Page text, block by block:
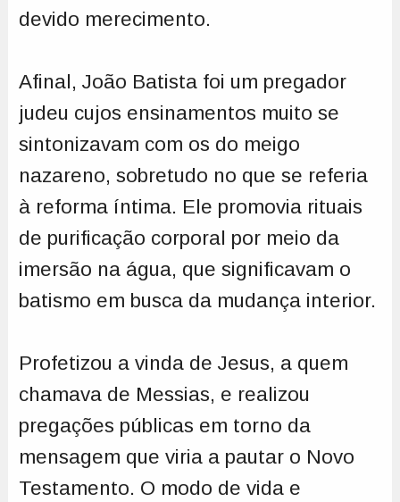
devido merecimento.
Afinal, João Batista foi um pregador
judeu cujos ensinamentos muito se
sintonizavam com os do meigo
nazareno, sobretudo no que se referia
à reforma íntima. Ele promovia rituais
de purificação corporal por meio da
imersão na água, que significavam o
batismo em busca da mudança interior.
Profetizou a vinda de Jesus, a quem
chamava de Messias, e realizou
pregações públicas em torno da
mensagem que viria a pautar o Novo
Testamento. O modo de vida e